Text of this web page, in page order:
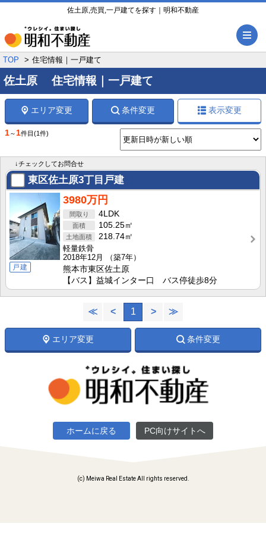
佐土原,売買,一戸建てを探す｜明和不動産
TOP 住宅情報｜一戸建て
佐土原 住宅情報｜一戸建て
エリア変更 条件変更 表示変更
1～1件目 (1件)
↓チェックしてお問合せ
東区佐土原3丁目戸建
戸建
3980万円
4LDK
105.25㎡
218.74㎡
軽量鉄骨
2018年12月
（築7年）
熊本市東区佐土原
【バス】益城インター口 バス停徒歩8分
≪ < 1 > ≫
エリア変更 条件変更
ホームに戻る PC向けサイトへ
(c) Meiwa Real Estate All rights reserved.